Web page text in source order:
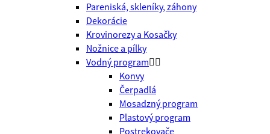
Pareniská, skleníky, záhony
Dekorácie
Krovinorezy a Kosačky
Nožnice a pílky
Vodný program
Konvy
Čerpadlá
Mosadzný program
Plastový program
Postrekovače